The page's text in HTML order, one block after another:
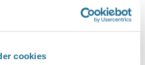
cookies
2026 – lek
torget